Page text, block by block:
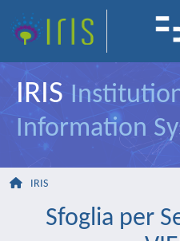
IRIS
Information
IRIS
Sfoglia per